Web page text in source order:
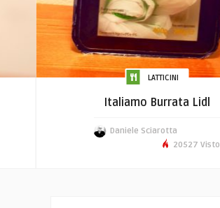
LATTICINI
Italiamo Burrata Lidl
Daniele Sciarotta
20527 Visto